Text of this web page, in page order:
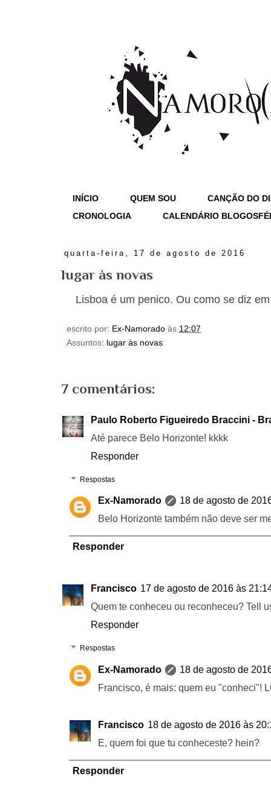
INÍCIO QUEM SOU
CANÇÃO DO
CRONOLOGIA
CALENDÁRIO
quarta-feira, 17 de agosto de 2016
lugar às novas
Lisboa é um penico. Ou como se diz
escrito por: Ex-Namorado às 12:07
Assuntos: lugar às novas
7 comentários:
Paulo Roberto Figueiredo Braccini -
Até parece Belo Horizonte! kkkk
Responder
Respostas
Ex-Namorado
18 de agosto de
Belo Horizonte também não deve ser
Responder
Francisco 17 de agosto de 2016 às
Quem te conheceu ou reconheceu? Tell
Responder
Respostas
Ex-Namorado
18 de agosto de
Francisco, é mais: quem eu "conheci"!
Francisco 18 de agosto de 2016 às
E, quem foi que tu conheceste? hein?
Responder